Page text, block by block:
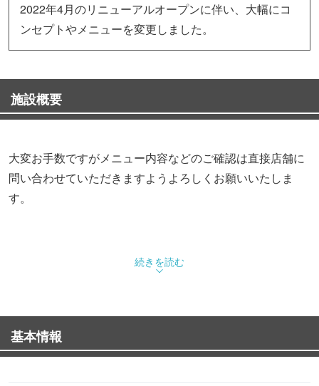
2022年4月のリニューアルオープンに伴い、大幅にコ
ンセプトやメニューを変更しました。
施設概要
大変お手数ですがメニュー内容などのご確認は直接店舗に
問い合わせていただきますようよろしくお願いいたしま
す。
続きを読む
基本情報